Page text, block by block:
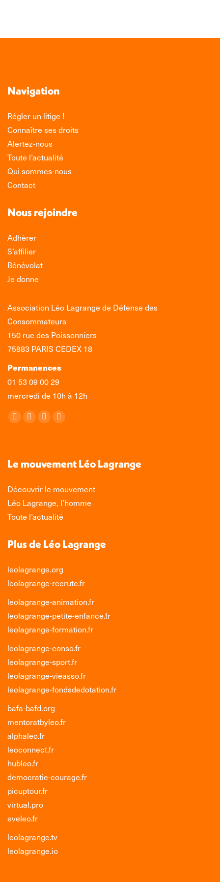
Navigation
Régler un litige !
Connaître ses droits
Alertez-nous
Toute l’actualité
Qui sommes-nous
Contact
Nous rejoindre
Adhérer
S’affilier
Bénévolat
Je donne
Association Léo Lagrange de Défense des
Consommateurs
150 rue des Poissonniers
75883 PARIS CEDEX 18
Permanences
01 53 09 00 29
mercredi de 10h à 12h
Retrouvez-nous sur :
La
s'ouvre
une
nouvelle
fenêtre
La
s'ouvre
une
fenêtre
La
s'ouvre
une
nouvelle
fenêtre
La
s'ouvre
une
nouvelle
fenêtre
Le mouvement Léo Lagrange
Découvrir le mouvement
Léo Lagrange, l’homme
Toute l’actualité
Plus de Léo Lagrange
leolagrange.org
leolagrange-recrute.fr
leolagrange-animation.fr
leolagrange-petite-enfance.fr
leolagrange-formation.fr
leolagrange-conso.fr
leolagrange-sport.fr
leolagrange-vieasso.fr
leolagrange-fondsdedotation.fr
bafa-bafd.org
mentoratbyleo.fr
alphaleo.fr
leoconnect.fr
hubleo.fr
democratie-courage.fr
picuptour.fr
virtual.pro
eveleo.fr
leolagrange.tv
leolagrange.io